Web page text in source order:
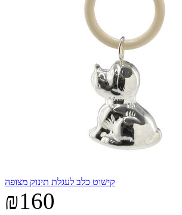
קישוט כלב לעגלת תינוק מצופה
₪160